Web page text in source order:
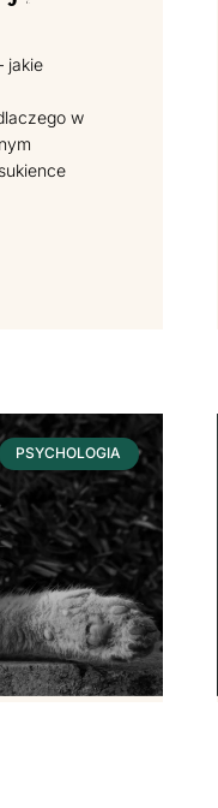
jakie
w
PSYCHOLOGIA